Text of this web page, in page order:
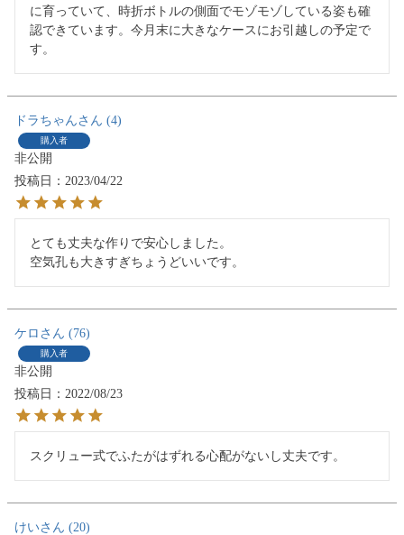
に育っていて、時折ボトルの側面でモゾモゾしている姿も確
認できています。今月末に大きなケースにお引越しの予定で
す。
ドラちゃん 4
購入者
非公開
投稿日
2023/04/22
とても丈夫な作りで安心しました。
空気孔も大きすぎちょうどいいです。
ケロ 76
購入者
非公開
投稿日
2022/08/23
スクリュー式でふたがはずれる心配がないし丈夫です。
けい 20